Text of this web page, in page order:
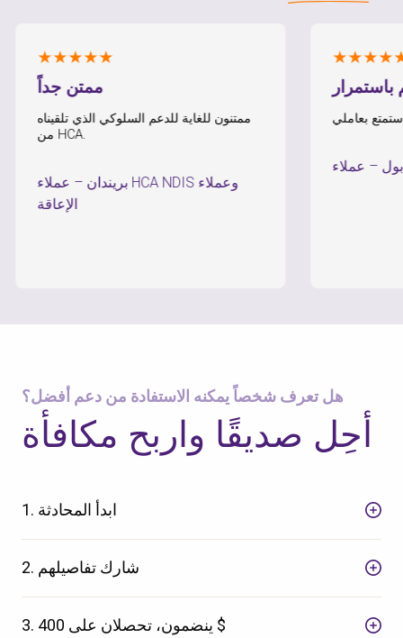
ممتن
ممتنون للغاية للدعم السلوكي الذي
من HCA.
بريندان–
★★★★★
باستمرار
بول–
هل تعرف شخصاً يمكنه الاستفادة من دعم أفضل؟
أحِل صديقًا واربح مكافأة
1. ابدأ المحادثة
2. شارك تفاصيلهم
3. ينضمون، تحصلان على 400 $